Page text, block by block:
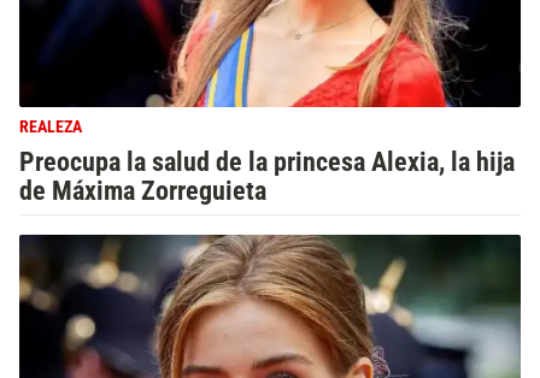
REALEZA
Preocupa la salud de la princesa Alexia, la hija
de Máxima Zorreguieta